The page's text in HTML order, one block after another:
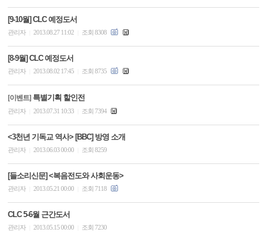
[9-10월] CLC 예정도서
관리자 2013.08.27 11:02 조회 8308
[8-9월] CLC 예정도서
관리자 2013.08.02 17:45 조회 8735
[이벤트] 특별기획 할인전
관리자 2013.07.31 10:33 조회 7394
<3천년 기독교 역사> [BBC] 방영 소개
관리자 2013.06.03 00:00 조회 8259
[들소리신문] <복음전도와 사회운동>
관리자 2013.05.21 00:00 조회 7118
CLC 5-6월 근간도서
관리자 2013.05.15 00:00 조회 7230